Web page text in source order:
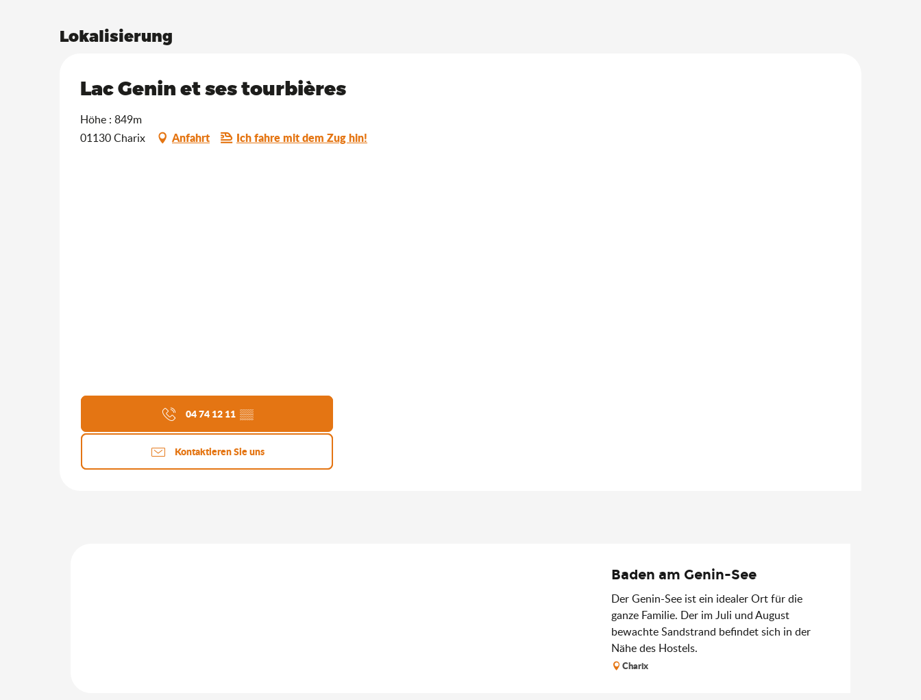
Lokalisierung
Lac Genin et ses tourbières
Höhe : 849m
01130 Charix
Anfahrt Ich fahre mit dem Zug hin!
04 74 12 11 ▒▒
Kontaktieren Sie uns
Baden am Genin-See
Der Genin-See ist ein idealer Ort für die
ganze Familie. Der im Juli und August
bewachte Sandstrand befindet sich in der
Nähe des Hostels.
Charix